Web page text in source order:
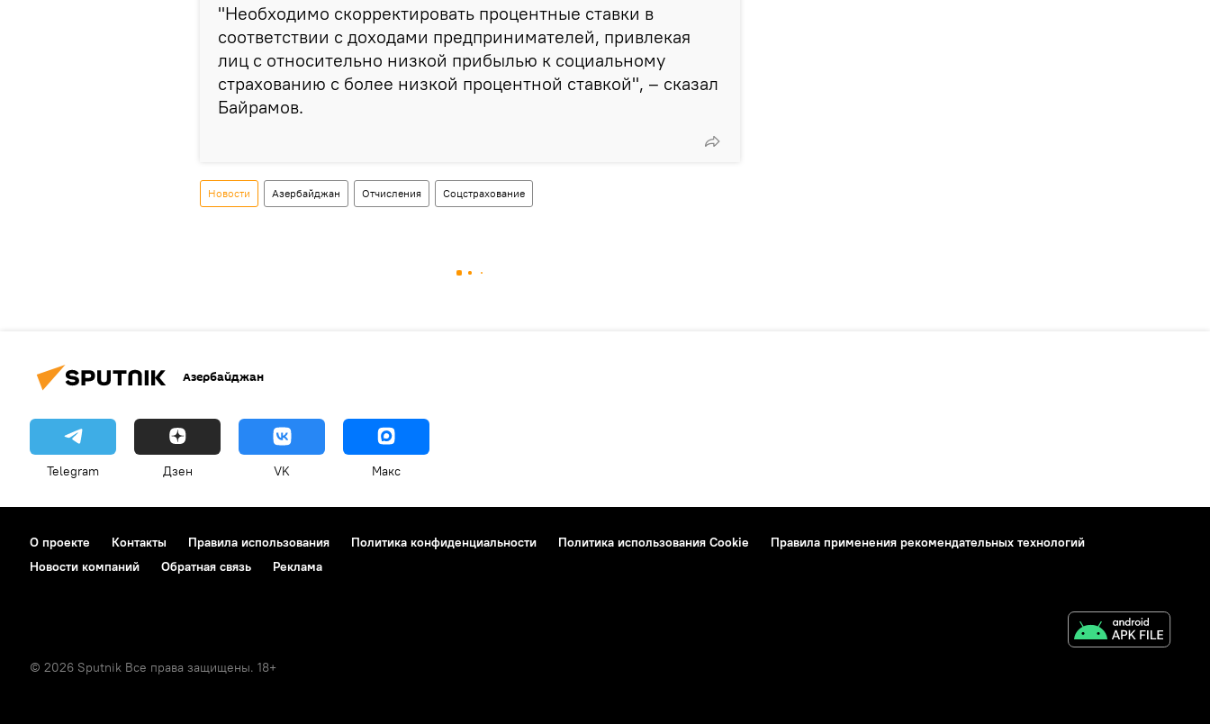
"Необходимо скорректировать процентные ставки в
соответствии с доходами предпринимателей, привлекая
лиц с относительно низкой прибылью к социальному
страхованию с более низкой процентной ставкой", – сказал
Байрамов.
Новости Азербайджан Отчисления Соцстрахование
Азербайджан
Telegram Дзен VK Макс
О проекте Контакты Правила использования Политика конфиденциальности Политика использования Cookie
Правила применения рекомендательных технологий
Новости компаний
Обратная связь Реклама
© 2026 Sputnik Все права защищены. 18+